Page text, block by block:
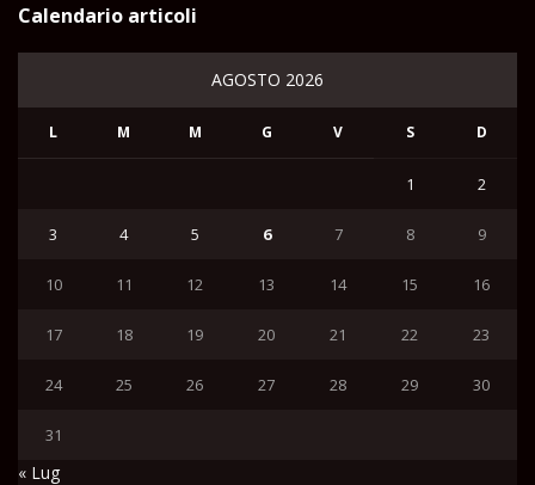
Calendario articoli
AGOSTO 2026
L M M G V S D
1 2
3 4 5 6 7 8 9
10 11 12 13 14 15 16
17 18 19 20 21 22 23
24 25 26 27 28 29 30
31
« Lug